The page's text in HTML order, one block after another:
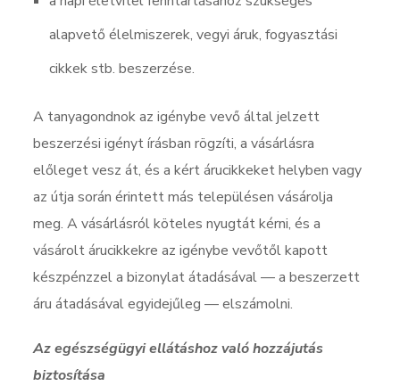
alapvető élelmiszerek, vegyi áruk, fogyasztási
cikkek stb. beszerzése.
A tanyagondnok az igénybe vevő által jelzett
beszerzési igényt írásban rögzíti, a vásárlásra
előleget vesz át, és a kért árucikkeket helyben vagy
az útja során érintett más településen vásárolja
meg. A vásárlásról köteles nyugtát kérni, és a
vásárolt árucikkekre az igénybe vevőtől kapott
készpénzzel a bizonylat átadásával — a beszerzett
áru átadásával egyidejűleg — elszámolni.
Az egészségügyi ellátáshoz való hozzájutás
biztosítása